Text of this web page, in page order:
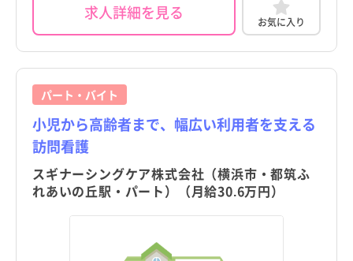
求人詳細を見る お気に入り
パート・バイト
小児から高齢者まで、幅広い利用者を支える
訪問看護
スギナーシングケア株式会社（横浜市・都筑ふ
れあいの丘駅・パート）（月給30.6万円）